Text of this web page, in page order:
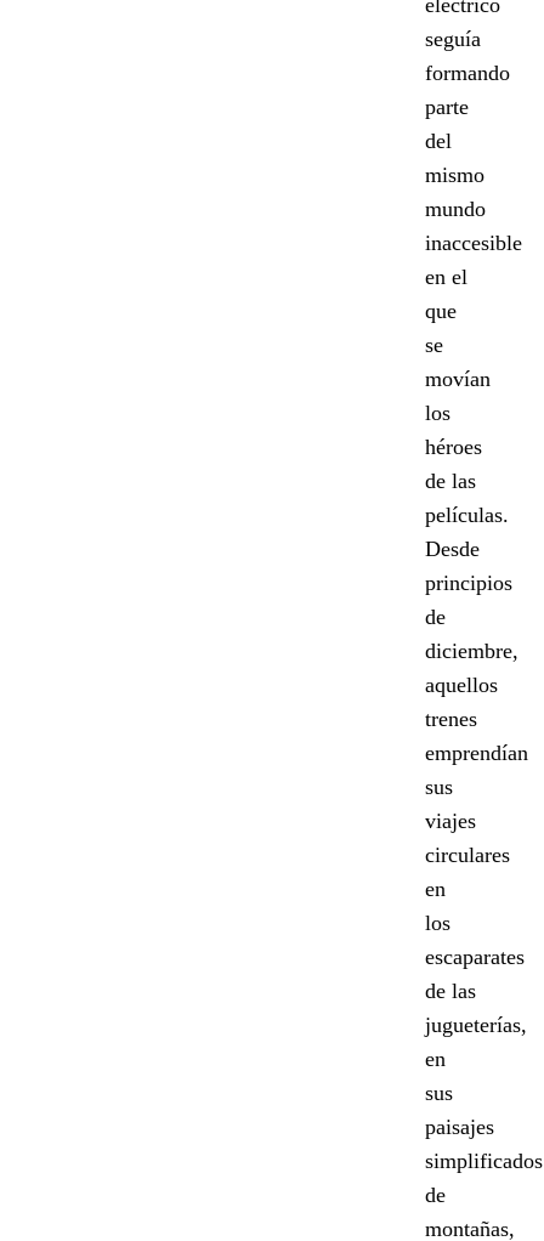
seguía
formando
parte
del
mismo
mundo
inaccesible
en el
que
se
movían
los
héroes
de las
películas.
Desde
principios
de
diciembre,
aquellos
trenes
emprendían
sus
viajes
circulares
en
los
escaparates
de las
jugueterías,
en
sus
paisajes
simplificados
de
montañas,